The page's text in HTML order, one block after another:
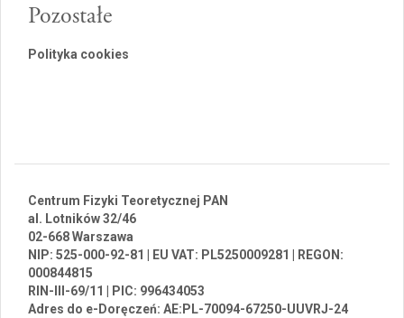
Pozostałe
Polityka cookies
Centrum Fizyki Teoretycznej PAN
al. Lotników 32/46
02-668 Warszawa
NIP: 525-000-92-81 | EU VAT: PL5250009281 | REGON:
000844815
RIN-III-69/11 | PIC: 996434053
Adres do e-Doręczeń: AE:PL-70094-67250-UUVRJ-24